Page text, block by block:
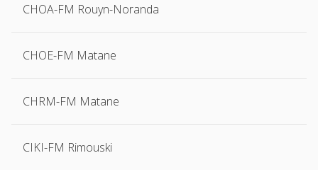
CHOA-FM Rouyn-Noranda
CHOE-FM Matane
CHRM-FM Matane
CIKI-FM Rimouski